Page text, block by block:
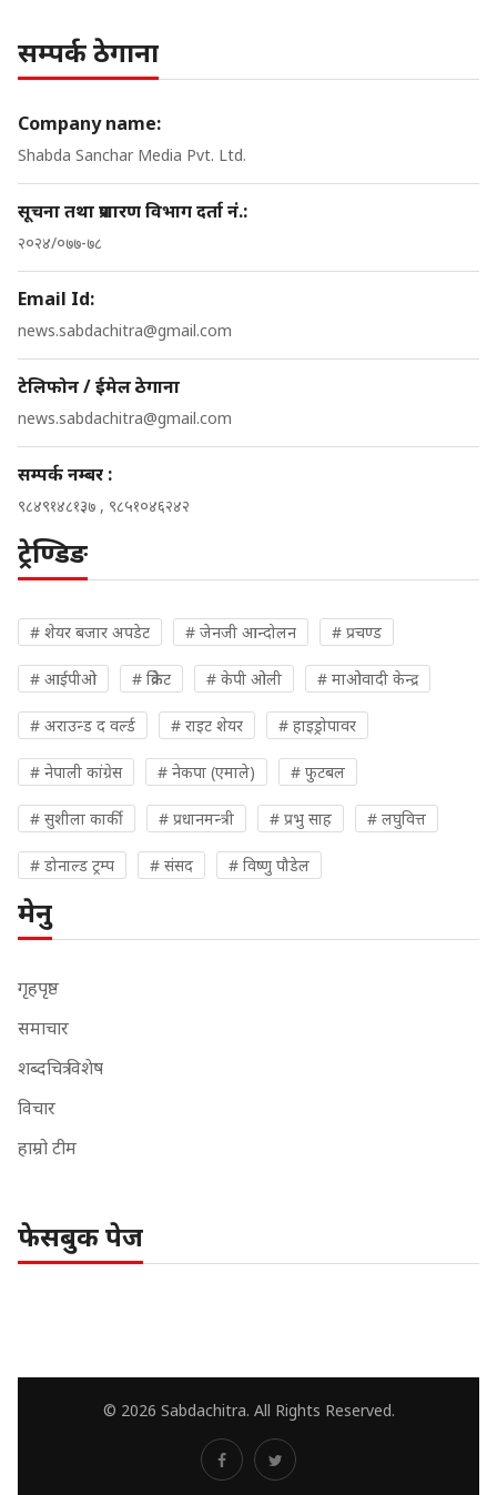
सम्पर्क ठेगाना
Company name:
Shabda Sanchar Media Pvt. Ltd.
सूचना तथा प्रशारण विभाग दर्ता नं.:
२०२४/०७७-७८
Email Id:
news.sabdachitra@gmail.com
टेलिफोन / ईमेल ठेगाना
news.sabdachitra@gmail.com
सम्पर्क नम्बर :
९८४९१४८१३७ , ९८५१०४६२४२
ट्रेण्डिङ
# शेयर बजार अपडेट # जेनजी आन्दोलन # प्रचण्ड
# आईपीओ # क्रिकेट # केपी ओली # माओवादी केन्द्र
# अराउन्ड द वर्ल्ड # राइट शेयर # हाइड्रोपावर
# नेपाली कांग्रेस # नेकपा (एमाले) # फुटबल
# सुशीला कार्की # प्रधानमन्त्री # प्रभु साह # लघुवित्त
# डोनाल्ड ट्रम्प # संसद # विष्णु पौडेल
मेनु
गृहपृष्ठ
समाचार
शब्दचित्र विशेष
विचार
हाम्रो टीम
फेसबुक पेज
© 2026 Sabdachitra. All Rights Reserved.